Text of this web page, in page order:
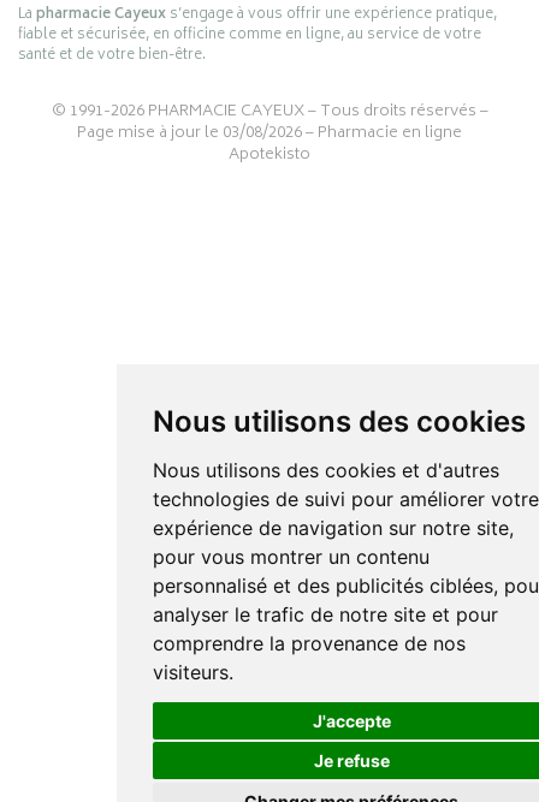
Nous utilisons des cookies
Nous utilisons des cookies et d'autres
technologies de suivi pour améliorer votre
expérience de navigation sur notre site,
pour vous montrer un contenu
personnalisé et des publicités ciblées,
analyser le trafic de notre site et pour
comprendre la provenance de nos
visiteurs.
J'accepte
Je refuse
Lapharmacie Cayeuxs’engage à vous offrir une expérience pratique,
fiable et sécurisée, en officine comme en ligne, au service de votre
santé et de votre bien-être.
© 1991-2026PHARMACIE CAYEUX– Tous droits réservés –
Page mise à jour le 03/08/2026 –Pharmacie en ligne
Apotekisto